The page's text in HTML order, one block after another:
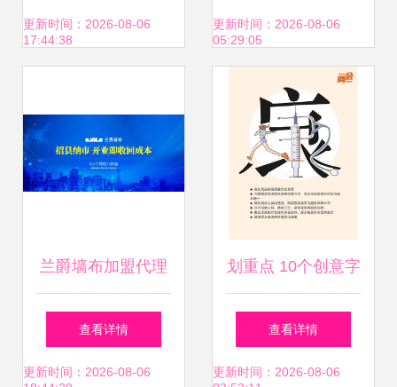
徐”——佛山网管直
更新时间：2026-08-06
17:44:38
存？二十年IT领域
资深专家解读网络
文化经营之道
更新时间：2026-08-06
05:29:05
兰爵墙布加盟代理
招商指南 费用、电
话与品牌优势解析
查看详情
更新时间：2026-08-06
划重点 10个创意字
读懂政府工作报告
中的网络文化经营
查看详情
更新时间：2026-08-06